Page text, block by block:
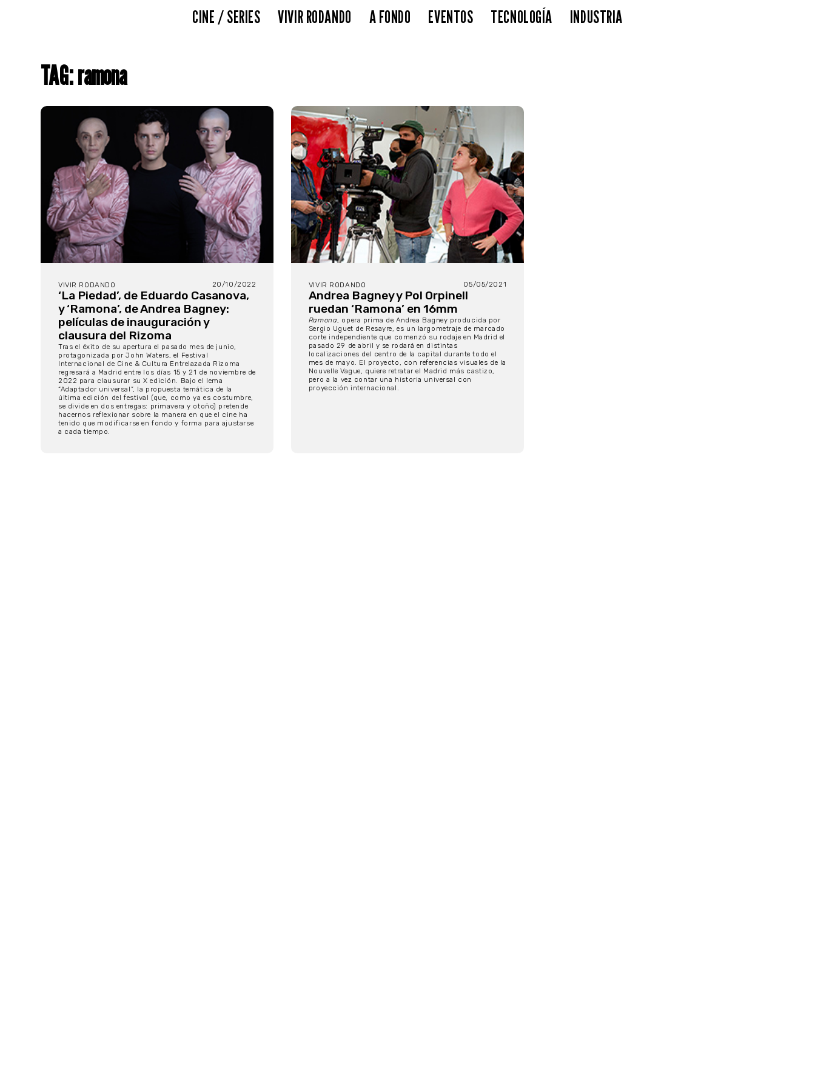
CINE / SERIES VIVIR RODANDO A FONDO EVENTOS TECNOLOGÍA INDUSTRIA
TAG: ramona
VIVIR RODANDO 20/10/2022
‘La Piedad’, de Eduardo Casanova,
y ‘Ramona’, de Andrea Bagney:
películas de inauguración y
clausura del Rizoma
Tras el éxito de su apertura el pasado mes de junio,
protagonizada por John Waters, el Festival
Internacional de Cine & Cultura Entrelazada Rizoma
regresará a Madrid entre los días 15 y 21 de noviembre de
2022 para clausurar su X edición. Bajo el lema
“Adaptador universal”, la propuesta temática de la
última edición del festival (que, como ya es costumbre,
se divide en dos entregas: primavera y otoño) pretende
hacernos reflexionar sobre la manera en que el cine ha
tenido que modificarse en fondo y forma para ajustarse
a cada tiempo.
VIVIR RODANDO 05/05/2021
Andrea Bagney y Pol Orpinell
ruedan ‘Ramona’ en 16mm
Ramona, opera prima de Andrea Bagney producida por
Sergio Uguet de Resayre, es un largometraje de marcado
corte independiente que comenzó su rodaje en Madrid el
pasado 29 de abril y se rodará en distintas
localizaciones del centro de la capital durante todo el
mes de mayo. El proyecto, con referencias visuales de la
Nouvelle Vague, quiere retratar el Madrid más castizo,
pero a la vez contar una historia universal con
proyección internacional.